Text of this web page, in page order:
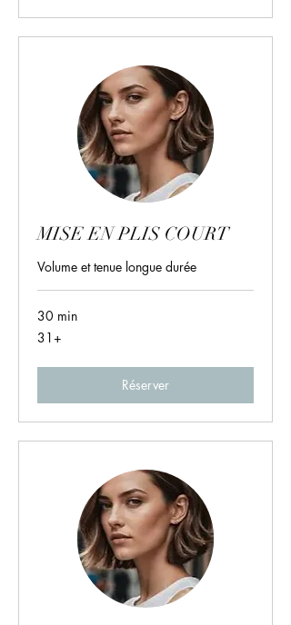
MISE EN PLIS COURT
Volume et tenue longue durée
30 min
31+
31+
Réserver